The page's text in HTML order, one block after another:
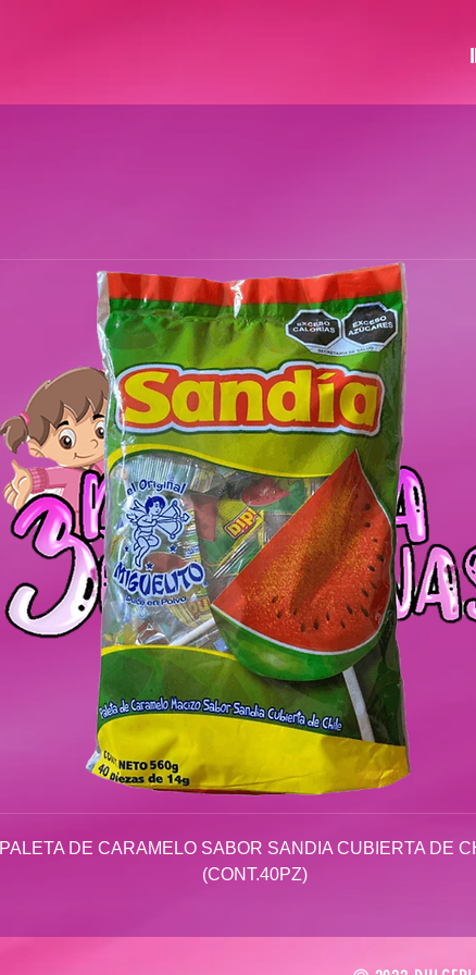
PALETA DE CARAMELO SABOR SANDIA CUBIERTA DE
(CONT.40PZ)